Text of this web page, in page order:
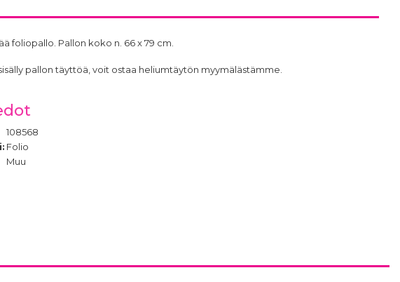
foliopallo. Pallon koko n. 66 x 79 cm.
pallon täyttöä, voit ostaa heliumtäytön myymälästämme.
108568
Folio
Muu